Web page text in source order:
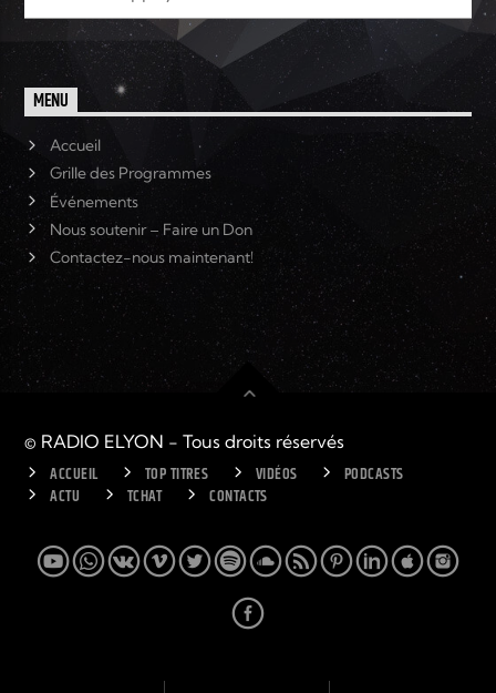
MENU
Accueil
Grille des Programmes
Événements
Nous soutenir – Faire un Don
Contactez-nous maintenant!
© RADIO ELYON - Tous droits réservés
ACCUEIL TOP TITRES VIDÉOS
PODCASTS
ACTU
TCHAT CONTACTS